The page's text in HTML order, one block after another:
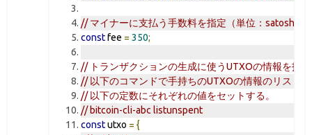
// マイナーに支払う手数料を指定（単位：satoshi）
const fee = 350;
// トランザクションの生成に使うUTXOの情報を指
// 以下のコマンドで手持ちのUTXOの情報のリスト
// 以下の定数にそれぞれの値をセットする。
// bitcoin-cli-abc listunspent
const utxo = {